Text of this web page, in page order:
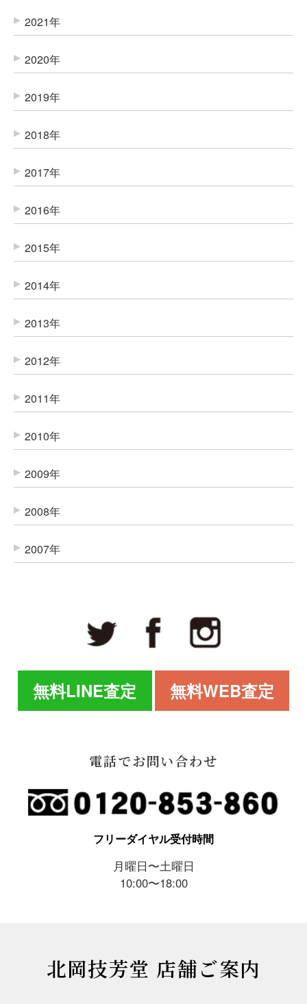
2021年
2020年
2019年
2018年
2017年
2016年
2015年
2014年
2013年
2012年
2011年
2010年
2009年
2008年
2007年
無料LINE査定 無料WEB査定
電話でお問い合わせ
フリーダイヤル受付時間
月曜日〜土曜日
10:00〜18:00
北岡技芳堂 店舗ご案内